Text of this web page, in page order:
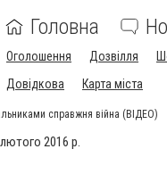
Головна
Оголошення Дозвілля
Довідкова
Карта міста
справжня війна (ВІДЕО)
2016 р.